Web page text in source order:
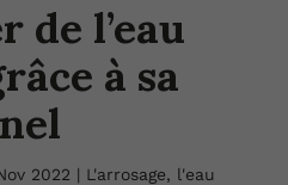
de l’eau
à sa
2022 | L'arrosage, l'eau